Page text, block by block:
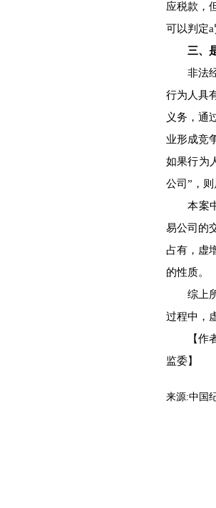
应税款，
可以判定
三、
非法经
行为人具
义务，通
业形成竞
如果行为
公司”，则
本案中
易公司的
占有，虚
的性质。
综上所
过程中，
【作者
监委】
来源:中国